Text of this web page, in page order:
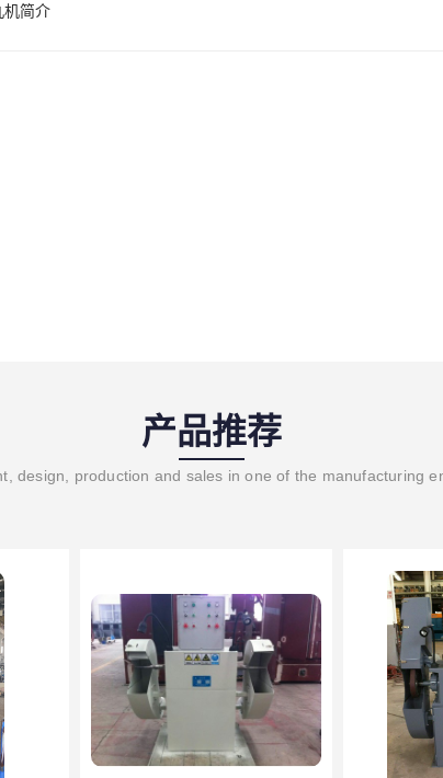
机简介
产品推荐
design, production and sales in one of the manufacturing